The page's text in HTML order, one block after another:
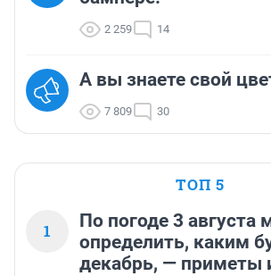
2 259 14
А вы знаете свой
7 809 30
ТОП 5
1
По погоде 3 августа
определить, каким
декабрь, — приметы